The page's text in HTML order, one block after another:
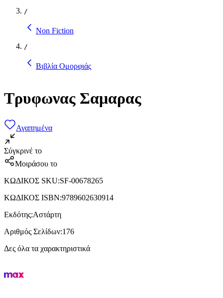
/
Non Fiction
/
Βιβλία Ομορφιάς
Τρυφωνας Σαμαρας
Αγαπημένα
Σύγκρινέ το
Μοιράσου το
ΚΩΔΙΚΟΣ SKU:SF-00678265
ΚΩΔΙΚΟΣ ISBN:9789602630914
Εκδότης:Αστάρτη
Αριθμός Σελίδων:176
Δες όλα τα χαρακτηριστικά